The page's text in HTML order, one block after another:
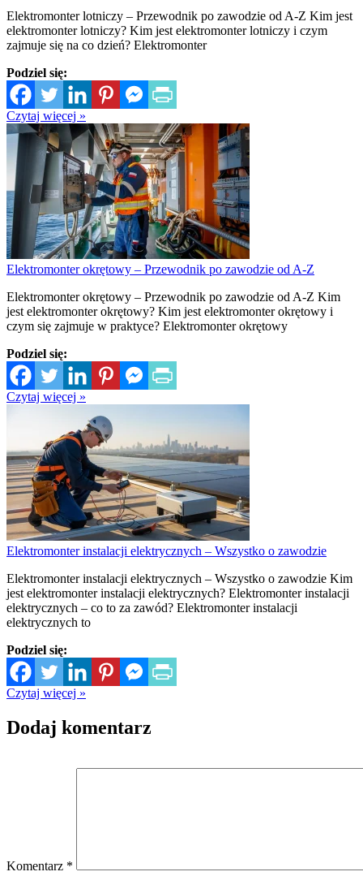
Elektromonter lotniczy – Przewodnik po zawodzie od A-Z Kim jest
elektromonter lotniczy? Kim jest elektromonter lotniczy i czym
zajmuje się na co dzień? Elektromonter
Podziel się:
Czytaj więcej »
Elektromonter okrętowy – Przewodnik po zawodzie od A-Z
Elektromonter okrętowy – Przewodnik po zawodzie od A-Z Kim
jest elektromonter okrętowy? Kim jest elektromonter okrętowy i
czym się zajmuje w praktyce? Elektromonter okrętowy
Podziel się:
Czytaj więcej »
Elektromonter instalacji elektrycznych – Wszystko o zawodzie
Elektromonter instalacji elektrycznych – Wszystko o zawodzie Kim
jest elektromonter instalacji elektrycznych? Elektromonter instalacji
elektrycznych – co to za zawód? Elektromonter instalacji
elektrycznych to
Podziel się:
Czytaj więcej »
Dodaj komentarz
Komentarz *